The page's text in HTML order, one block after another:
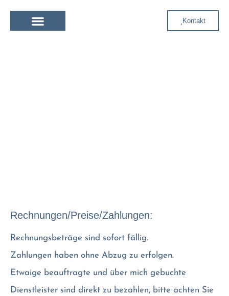
Kontakt
Rechnungen/Preise/Zahlungen:
Rechnungsbeträge sind sofort fällig.
Zahlungen haben ohne Abzug zu erfolgen.
Etwaige beauftragte und über mich gebuchte
Dienstleister sind direkt zu bezahlen, bitte achten Sie